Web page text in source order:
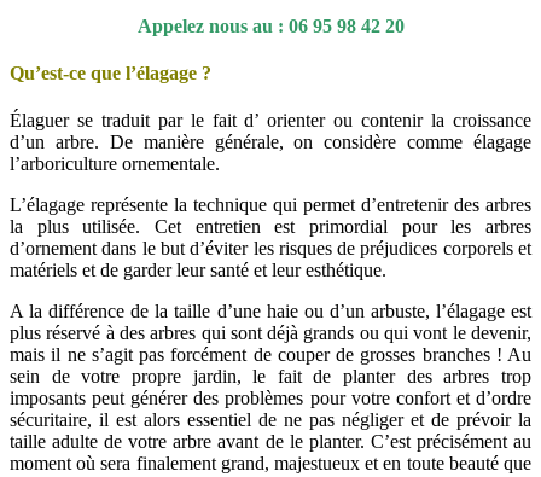
Appelez nous au : 06 95 98 42 20
Qu’est-ce que l’élagage ?
Élaguer se traduit par le fait d’ orienter ou contenir la croissance
d’un arbre. De manière générale, on considère comme élagage
l’arboriculture ornementale.
L’élagage représente la technique qui permet d’entretenir des arbres
la plus utilisée. Cet entretien est primordial pour les arbres
d’ornement dans le but d’éviter les risques de préjudices corporels et
matériels et de garder leur santé et leur esthétique.
A la différence de la taille d’une haie ou d’un arbuste, l’élagage est
plus réservé à des arbres qui sont déjà grands ou qui vont le devenir,
mais il ne s’agit pas forcément de couper de grosses branches ! Au
sein de votre propre jardin, le fait de planter des arbres trop
imposants peut générer des problèmes pour votre confort et d’ordre
sécuritaire, il est alors essentiel de ne pas négliger et de prévoir la
taille adulte de votre arbre avant de le planter. C’est précisément au
moment où sera finalement grand, majestueux et en toute beauté que